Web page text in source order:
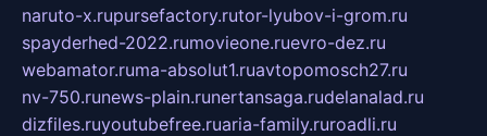
naruto-x.rupursefactory.rutor-lyubov-i-grom.ru
spayderhed-2022.rumovieone.ruevro-dez.ru
webamator.ruma-absolut1.ruavtopomosch27.ru
nv-750.runews-plain.runertansaga.rudelanalad.ru
dizfiles.ruyoutubefree.ruaria-family.ruroadli.ru